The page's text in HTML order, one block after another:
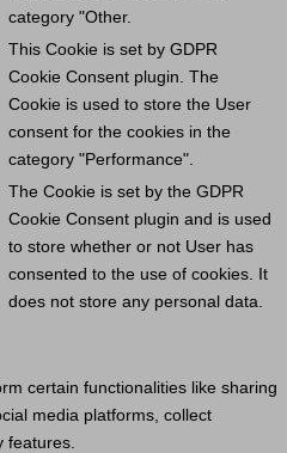
category "Other.
This Cookie is set by GDPR
Cookie Consent plugin. The
Cookie is used to store the User
consent for the cookies in the
category "Performance".
The Cookie is set by the GDPR
Cookie Consent plugin and is used
to store whether or not User has
consented to the use of cookies. It
does not store any personal data.
certain functionalities like sharing
media platforms, collect
features.